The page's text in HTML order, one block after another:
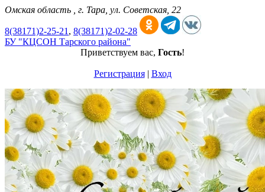
Омская область , г. Тара, ул. Советская, 22
8(38171)2-25-21 , 8(38171)2-02-28
БУ "КЦСОН Тарского района"
Приветствуем вас, Гость!
Регистрация| Вход